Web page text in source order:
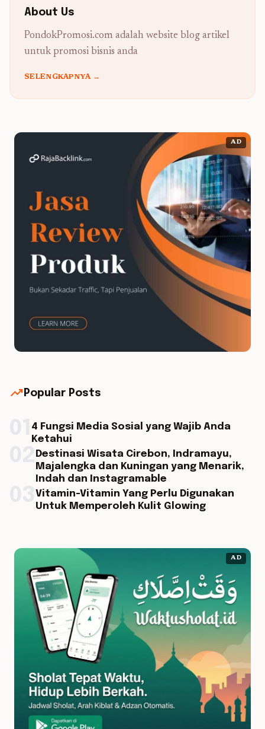
About Us
PondokPromosi.com adalah website blog artikel
untuk promosi bisnis anda
SELENGKAPNYA →
AD
trending_up Popular Posts
4 Fungsi Media Sosial yang Wajib Anda
Ketahui
Destinasi Wisata Cirebon, Indramayu,
Majalengka dan Kuningan yang Menarik,
Indah dan Instagramable
Vitamin-Vitamin Yang Perlu Digunakan
Untuk Memperoleh Kulit Glowing
AD